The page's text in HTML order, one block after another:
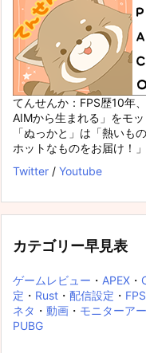
てんせんか：FPS歴10年
AIMから生まれる」をモ
「ぬっかと」は「熱いも
ホットなものをお届け！
Twitter / Youtube
カテゴリー早見表
ゲームレビュー ・ APEX ・
定 ・ Rust ・ 配信設定 ・
ネタ ・ 動画 ・ モニターア
PUBG